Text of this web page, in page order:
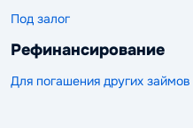
Под залог
Рефинансирование
Для погашения других займов